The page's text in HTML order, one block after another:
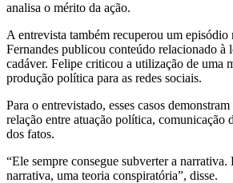
analisa o mérito da ação.
A entrevista também recuperou um
Fernandes publicou conteúdo relacionado à
cadáver. Felipe criticou a utilização de uma
produção política para as redes sociais.
Para o entrevistado, esses casos
relação entre atuação política, comunicação
dos fatos.
“Ele sempre consegue subverter a narrativa.
narrativa, uma teoria conspiratória”, disse.